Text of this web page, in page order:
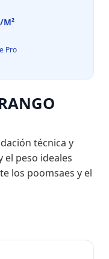
M²
Pro
técnica y
el peso ideales
los poomsaes y el